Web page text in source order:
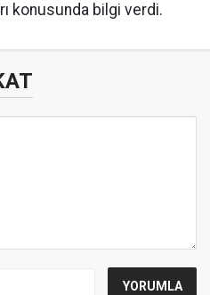
konusunda bilgi verdi.